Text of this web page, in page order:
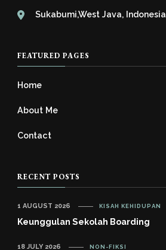
Sukabumi,West Java, Indonesia
FEATURED PAGES
Home
About Me
Contact
RECENT POSTS
KISAH KEHIDUPAN
Keunggulan Sekolah Boarding
1 AUGUST 2026
NON-FIKSI
18 JULY 2026